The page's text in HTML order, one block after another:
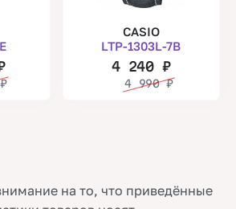
₽
CASIO
LTP-1303L-7B
4 240₽
4 990₽
на то, что приведённые